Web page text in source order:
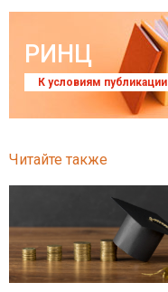
РИНЦ
К условиям публикации
Читайте также